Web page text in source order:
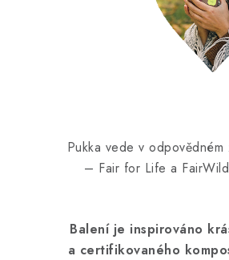
Pukka vede v
– Fair for Life a
Balení je inspirováno
a certifikovaného